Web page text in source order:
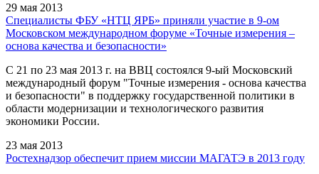
29 мая 2013
Специалисты ФБУ «НТЦ ЯРБ» приняли участие в 9-ом
Московском международном форуме «Точные измерения –
основа качества и безопасности»
С 21 по 23 мая 2013 г. на ВВЦ состоялся 9-ый Московский
международный форум "Точные измерения - основа качества
и безопасности" в поддержку государственной политики в
области модернизации и технологического развития
экономики России.
23 мая 2013
Ростехнадзор обеспечит прием миссии МАГАТЭ в 2013 году